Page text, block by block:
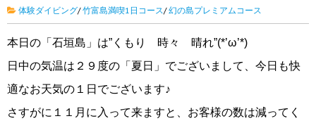
体験ダイビング/ 竹富島満喫1日コース/ 幻の島プレミアムコース
本日の「石垣島」は”くもり 時々 晴れ”(*’ω’*)
日中の気温は２９度の「夏日」でございまして、今日も快
適なお天気の１日でございます♪
さすがに１１月に入って来ますと、お客様の数は減ってく